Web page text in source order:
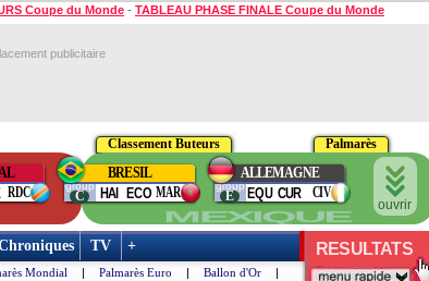
Coupe du Monde - TABLEAU PHASE FINALE Coupe du Monde
publicitaire
Classement Buteurs Palmarès
RDC
group
C
BRESIL
MAR
HAI ECO group
E
ALLEMAGNE
CIV
EQU CUR
ouvrir
MEXIQUE
TV +
Mondial | Palmarès Euro | Ballon d'Or |
RESULTATS